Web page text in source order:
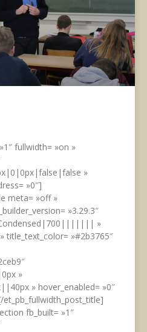
fullwidth= »on »
»
»0″]
meta= »off »
»3.29.3″
Condensed|700||||||| »
title_text_color= »#2b3765″
»
» hover_enabled= »0″
et_pb_fullwidth_post_title]
fb_built= »1″